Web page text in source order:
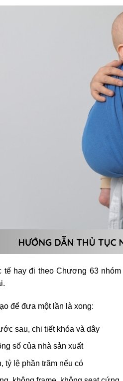
hay đi theo Chương 63
để đưa một lần là xong:
sau, chi tiết khóa và dây
số của nhà sản xuất
tỷ lệ phần trăm nếu có